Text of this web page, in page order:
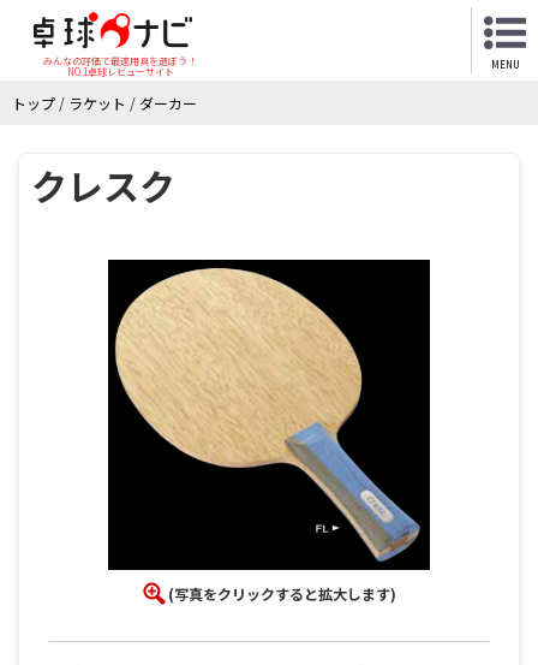
みんなの評価で最適用具を選ぼう！
NO.1卓球レビューサイト
MENU
トップ / ラケット / ダーカー
クレスク
(写真をクリックすると拡大します)